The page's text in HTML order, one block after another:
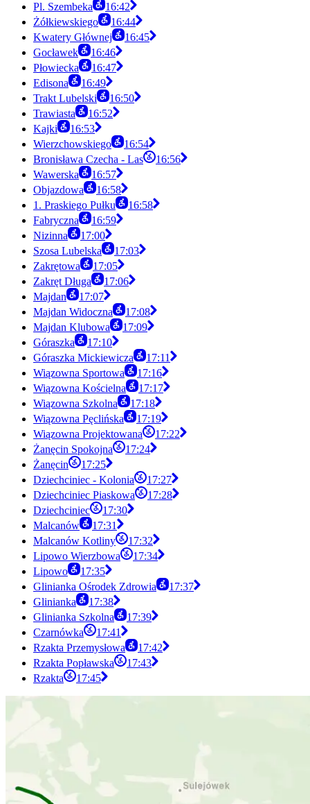
Pl. Szembeka
16:42
Żółkiewskiego
16:44
Kwatery Głównej
16:45
Gocławek
16:46
Płowiecka
16:47
Edisona
16:49
Trakt Lubelski
16:50
Trawiasta
16:52
Kajki
16:53
Wierzchowskiego
16:54
Bronisława Czecha - Las
16:56
Wawerska
16:57
Objazdowa
16:58
1. Praskiego Pułku
16:58
Fabryczna
16:59
Nizinna
17:00
Szosa Lubelska
17:03
Zakrętowa
17:05
Zakręt Długa
17:06
Majdan
17:07
Majdan Widoczna
17:08
Majdan Klubowa
17:09
Góraszka
17:10
Góraszka Mickiewicza
17:11
Wiązowna Sportowa
17:16
Wiązowna Kościelna
17:17
Wiązowna Szkolna
17:18
Wiązowna Pęclińska
17:19
Wiązowna Projektowana
17:22
Żanęcin Spokojna
17:24
Żanęcin
17:25
Dziechciniec - Kolonia
17:27
Dziechciniec Piaskowa
17:28
Dziechciniec
17:30
Malcanów
17:31
Malcanów Kotliny
17:32
Lipowo Wierzbowa
17:34
Lipowo
17:35
Glinianka Ośrodek Zdrowia
17:37
Glinianka
17:38
Glinianka Szkolna
17:39
Czarnówka
17:41
Rzakta Przemysłowa
17:42
Rzakta Popławska
17:43
Rzakta
17:45